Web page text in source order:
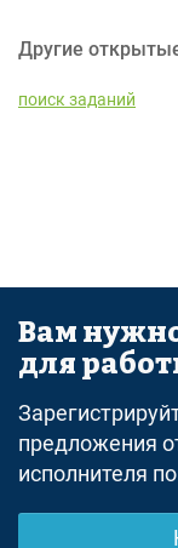
Другие
поиск заданий
Вам
для
предложения
исполнителя